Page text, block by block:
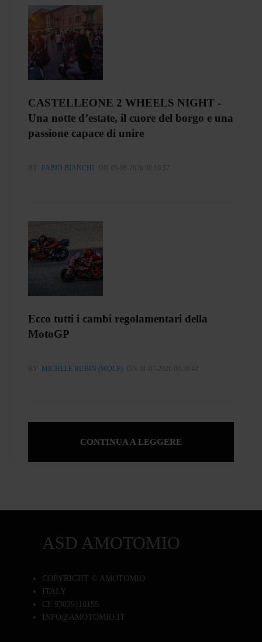
CASTELLEONE 2 WHEELS NIGHT -
Una notte d’estate, il cuore del borgo e una
passione capace di unire
BY FABIO BIANCHI ON 03-08-2026 08:10:57
Ecco tutti i cambi regolamentari della
MotoGP
BY MICHELE RUBIN (WOLF) ON 31-07-2026 00:30:42
CONTINUA A LEGGERE
ASD AMOTOMIO
COPYRIGHT © AMOTOMIO
ITALY
CF 93039110155
INFO@AMOTOMIO.IT